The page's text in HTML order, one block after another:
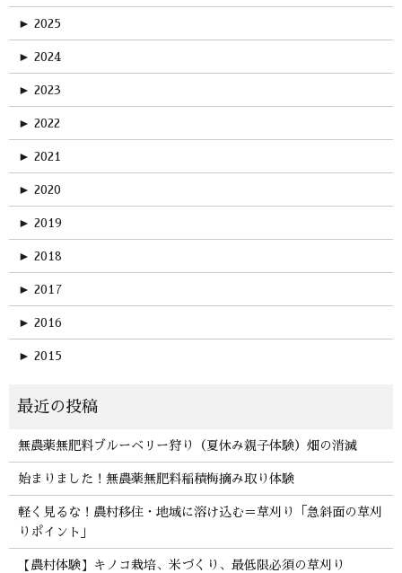
► 2025
► 2024
► 2023
► 2022
► 2021
► 2020
► 2019
► 2018
► 2017
► 2016
► 2015
無農薬無肥料ブルーベリー狩り（夏休み親子体験）畑の消滅
始まりました！無農薬無肥料稲積梅摘み取り体験
軽く見るな！農村移住・地域に溶け込む＝草刈り「急斜面の草刈
りポイント」
【農村体験】キノコ栽培、米づくり、最低限必須の草刈り